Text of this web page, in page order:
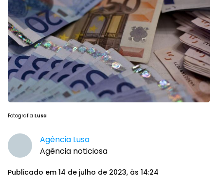
Fotografia Lusa
Agência Lusa
Agência noticiosa
Publicado em 14 de julho de 2023, às 14:24